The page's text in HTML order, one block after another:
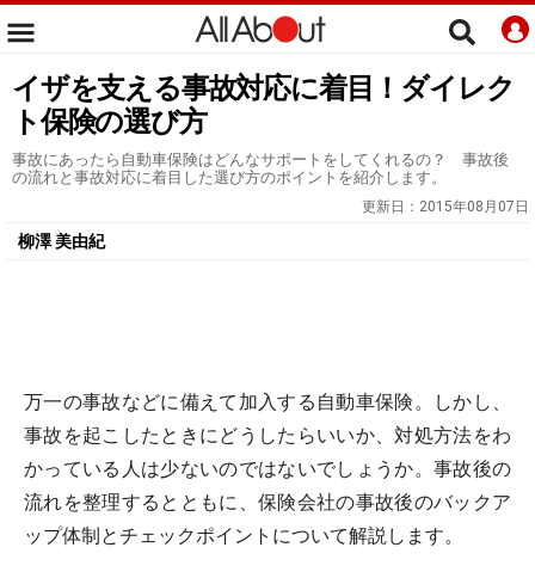
イザを支える事故対応に着目！ダイレク
ト保険の選び方
事故にあったら自動車保険はどんなサポートをしてくれるの？ 事故後
の流れと事故対応に着目した選び方のポイントを紹介します。
更新日： 2015年08月07日
柳澤 美由紀
万一の事故などに備えて加入する自動車保険。しかし、
事故を起こしたときにどうしたらいいか、対処方法をわ
かっている人は少ないのではないでしょうか。事故後の
流れを整理するとともに、保険会社の事故後のバックア
ップ体制とチェックポイントについて解説します。